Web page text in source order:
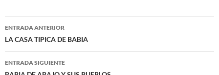
Navegación
de
entradas
ENTRADA ANTERIOR
LA CASA TIPICA DE BABIA
ENTRADA SIGUIENTE